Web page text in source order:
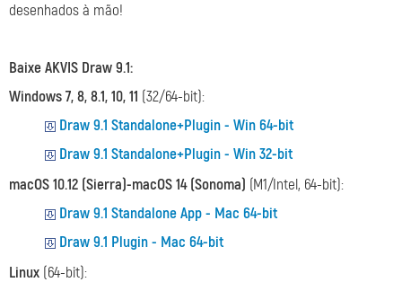
desenhados à mão!
Baixe AKVIS Draw 9.1:
Windows 7, 8, 8.1, 10, 11 (32/64-bit):
Draw 9.1 Standalone+Plugin - Win 64-bit
Draw 9.1 Standalone+Plugin - Win 32-bit
macOS 10.12 (Sierra)-macOS 14 (Sonoma) (M1/Intel, 64-bit):
Draw 9.1 Standalone App - Mac 64-bit
Draw 9.1 Plugin - Mac 64-bit
Linux (64-bit):